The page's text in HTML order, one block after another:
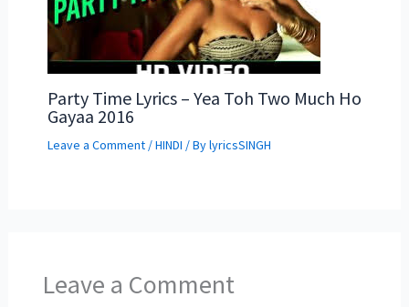
Party Time Lyrics – Yea Toh Two Much Ho
Gayaa 2016
Leave a Comment /HINDI / BylyricsSINGH
Leave a Comment